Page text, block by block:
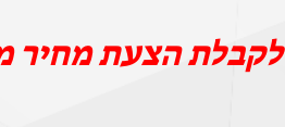
לקבלת הצעת מחיר